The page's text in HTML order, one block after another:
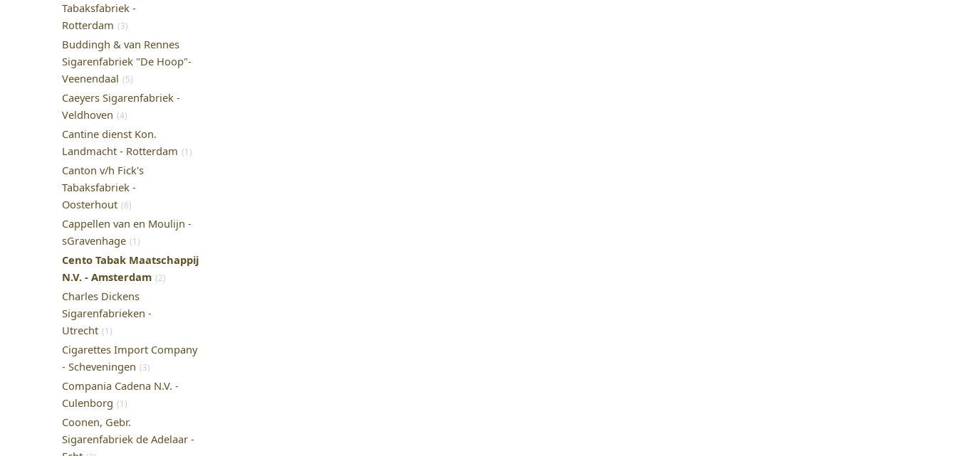
Tabaksfabriek -
Rotterdam (3)
Buddingh & van Rennes
Sigarenfabriek "De Hoop"-
Veenendaal (5)
Caeyers Sigarenfabriek -
Veldhoven (4)
Cantine dienst Kon.
Landmacht - Rotterdam (1)
Canton v/h Fick's
Tabaksfabriek -
Oosterhout (6)
Cappellen van en Moulijn -
sGravenhage (1)
Cento Tabak Maatschappij
N.V. - Amsterdam (2)
Charles Dickens
Sigarenfabrieken -
Utrecht (1)
Cigarettes Import Company
- Scheveningen (3)
Compania Cadena N.V. -
Culenborg (1)
Coonen, Gebr.
Sigarenfabriek de Adelaar -